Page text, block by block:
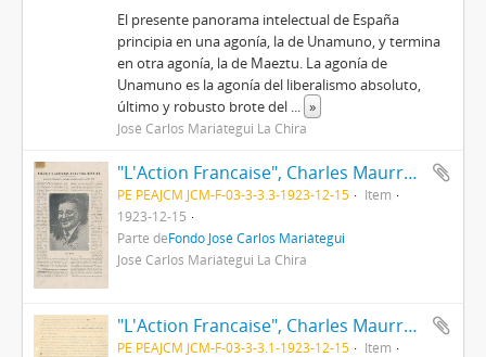
El presente panorama intelectual de España
principia en una agonía, la de Unamuno, y termina
en otra agonía, la de Maeztu. La agonía de
Unamuno es la agonía del liberalismo absoluto,
último y robusto brote del ... »
José Carlos Mariátegui La Chira
"L'Action Francaise", Charles Maurras, Leon Daudet, etc
PE PEAJCM JCM-F-03-3-3.3-1923-12-15
Item
1923-12-15
Parte deFondo José Carlos Mariátegui
José Carlos Mariátegui La Chira
"L'Action Francaise", Charles Maurras, Leon Daudet, etc.
PE PEAJCM JCM-F-03-3-3.1-1923-12-15
Item